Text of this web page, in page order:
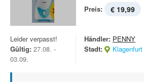
Preis: € 19,99
Leider verpasst!
Gültig: 27.08. -
03.09.
Händler: PENNY
Stadt: